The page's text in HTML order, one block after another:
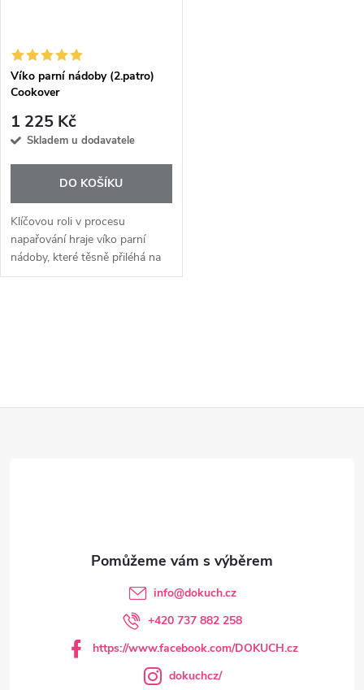
Víko parní nádoby (2.patro)
Cookover
1 225 Kč
Skladem u dodavatele
DO KOŠÍKU
Klíčovou roli v procesu
napařování hraje víko parní
nádoby, které těsně přiléhá na
podnos a vytváří uzavřený
info@dokuch.cz
+420 737 882 258
https://www.facebook.com/DOKUCH.cz
dokuchcz/